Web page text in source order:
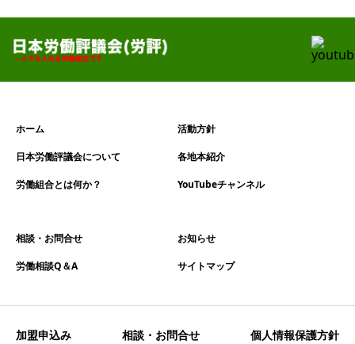
ホーム
日本労働評議会について
労働組合とは何か？
活動方針
各地本紹介
YouTubeチャンネル
相談・お問合せ
労働相談Q＆A
お知らせ
サイトマップ
加盟申込み 相談・お問合せ 個人情報保護方針